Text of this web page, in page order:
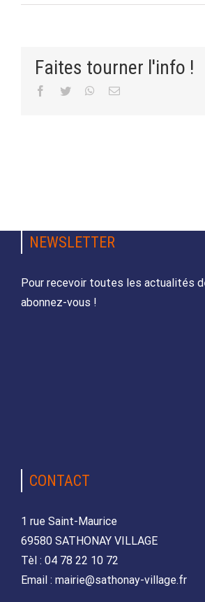
Faites tourner l'info !
Facebook
Twitter WhatsApp
Email
NEWSLETTER
Pour recevoir toutes les actualités
abonnez-vous !
CONTACT
1 rue Saint-Maurice
69580 SATHONAY VILLAGE
Tèl : 04 78 22 10 72
Email : mairie@sathonay-village.fr